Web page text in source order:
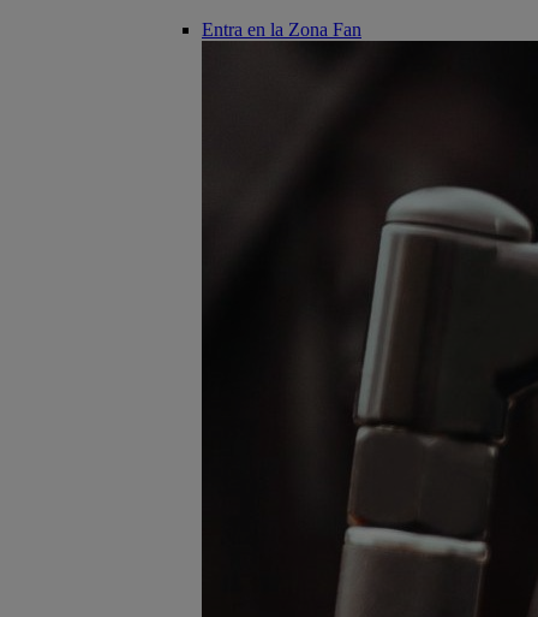
Entra en la Zona Fan